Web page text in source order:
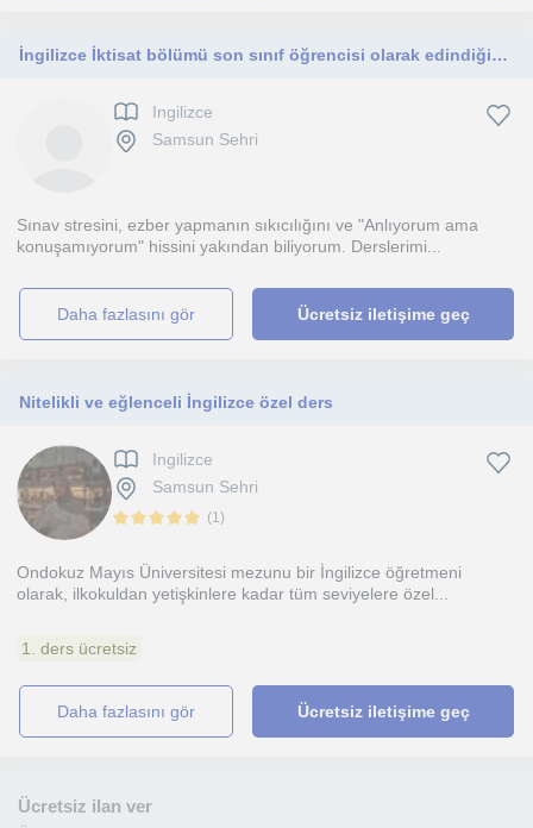
İngilizce İktisat bölümü son sınıf öğrencisi olarak edindiğim ingilizce bilgimi genç nesillere aktarmak için buradayım!
Ingilizce
Samsun Sehri
Sınav stresini, ezber yapmanın sıkıcılığını ve "Anlıyorum ama
konuşamıyorum" hissini yakından biliyorum. Derslerimi...
daha fazlasını gör Ücretsiz iletişime geç
Nitelikli ve eğlenceli İngilizce özel ders
Ingilizce
Samsun Sehri
(1)
Ondokuz Mayıs Üniversitesi mezunu bir İngilizce öğretmeni
olarak, ilkokuldan yetişkinlere kadar tüm seviyelere özel...
1. ders ücretsiz
daha fazlasını gör Ücretsiz iletişime geç
Ücretsiz ilan ver